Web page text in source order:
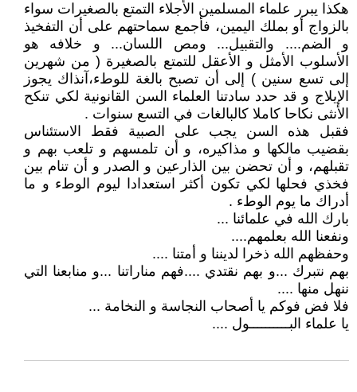
هكذا يبرر علماء المسلمين الأجلاء التمتع بالصغيرات سواء
بالزواج أو بملك اليمين، فأجمع سماحتهم على أن التفخيذ
و الضم.... والتقبيل... ومص اللسان... و خلافه هو
الأسلوب الأمثل و الأعقل للتمتع بالصغيرة ( من شهرين
إلى تسع سنين ) إلى أن تصبح بالغة للوطء،آنذاك يجوز
الإيلاج و قد حدد سادتنا العلماء السن القانونية لكي تنكح
الأنثى نكاحا كاملا كالبالغات في التسع سنوات .
فقبل هذه السن يجب على الصبية فقط الاستئناس
بقضيب مالكها و مذاكيره، و أن تلمسهم و تلعب بهم و
تقبلهم، و أن تحضن بين الذارعين و الصدر و أن تنام بين
فخذي فحلها لكي تكون أكثر استعدادا ليوم الوطء و ما
أدراك ما يوم الوطء .
بارك الله في علمائنا ...
ونفعنا الله بعلمهم....
وحفظهم الله ذخرا لديننا و أمتنا ....
بهم نتبرك ...و بهم نقتدي ....فهم مناراتنا ...و منابعنا التي
ننهل منها ....
فلا فض فوكم يا أصحاب النجاسة و النخامة ...
يا علماء البــــــــــول ....